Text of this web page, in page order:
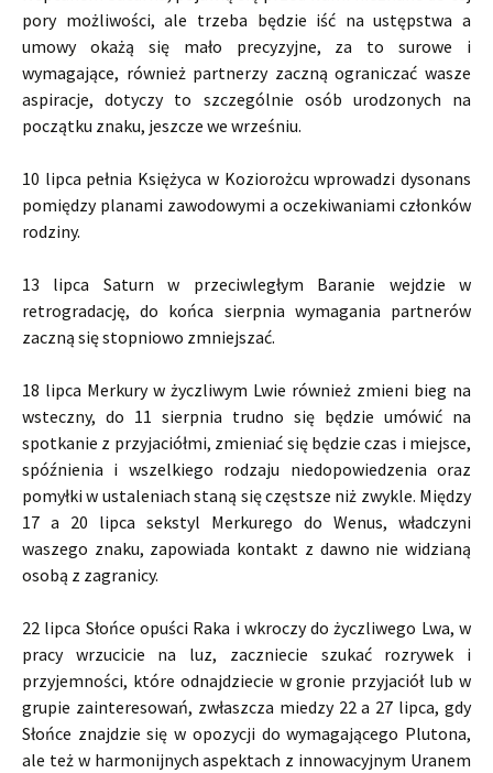
pory możliwości, ale trzeba będzie iść na ustępstwa a
umowy okażą się mało precyzyjne, za to surowe i
wymagające, również partnerzy zaczną ograniczać wasze
aspiracje, dotyczy to szczególnie osób urodzonych na
początku znaku, jeszcze we wrześniu.
10 lipca pełnia Księżyca w Koziorożcu wprowadzi dysonans
pomiędzy planami zawodowymi a oczekiwaniami członków
rodziny.
13 lipca Saturn w przeciwległym Baranie wejdzie w
retrogradację, do końca sierpnia wymagania partnerów
zaczną się stopniowo zmniejszać.
18 lipca Merkury w życzliwym Lwie również zmieni bieg na
wsteczny, do 11 sierpnia trudno się będzie umówić na
spotkanie z przyjaciółmi, zmieniać się będzie czas i miejsce,
spóźnienia i wszelkiego rodzaju niedopowiedzenia oraz
pomyłki w ustaleniach staną się częstsze niż zwykle. Między
17 a 20 lipca sekstyl Merkurego do Wenus, władczyni
waszego znaku, zapowiada kontakt z dawno nie widzianą
osobą z zagranicy.
22 lipca Słońce opuści Raka i wkroczy do życzliwego Lwa, w
pracy wrzucicie na luz, zaczniecie szukać rozrywek i
przyjemności, które odnajdziecie w gronie przyjaciół lub w
grupie zainteresowań, zwłaszcza miedzy 22 a 27 lipca, gdy
Słońce znajdzie się w opozycji do wymagającego Plutona,
ale też w harmonijnych aspektach z innowacyjnym Uranem